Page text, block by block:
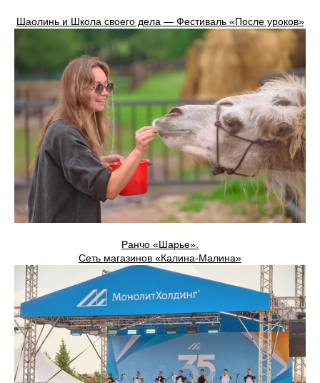
Шаолинь и Школа своего дела — Фестиваль «После уроков»
Ранчо «Шарье».
Сеть магазинов «Калина-Малина»